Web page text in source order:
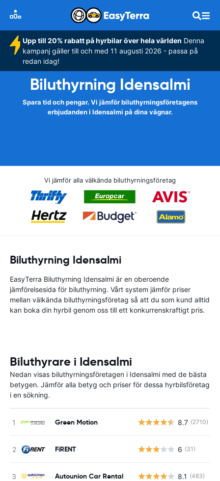
Upp till 20% rabatt på hyrbilar över hela världen Denna
kampanj gäller till och med 11 augusti 2026 - passa på
redan idag!
Biluthyrning Idensalmi
Spara tid och pengar. Vi jämför biluthyrningsföretagens
erbjudanden i Idensalmi på dina vägnar.
Vi jämför alla välkända biluthyrningsföretag
Biluthyrning Idensalmi
EasyTerra Biluthyrning Idensalmi är en oberoende
jämförelsesida för biluthyrning. Vårt system jämför priser
mellan välkända biluthyrningsföretag så att du som kund alltid
kan boka din hyrbil genom oss till ett konkurrenskraftigt pris.
Biluthyrare i Idensalmi
Nedan visas biluthyrningsföretagen i Idensalmi med de bästa
betygen. Jämför alla betyg och priser för dessa hyrbilsföretag
i en sökning.
Green Motion 8.7 (2710)
FiRENT 6 (31)
Autounion Car Rental 8.1 (483)